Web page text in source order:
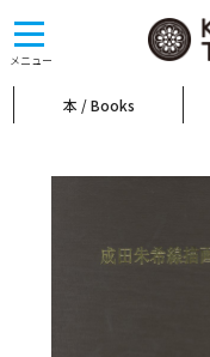
メニュー
toggle
navigation
本 / Books